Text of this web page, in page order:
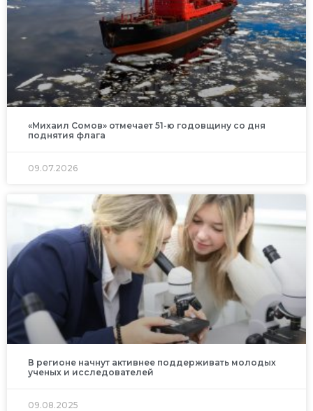
«Михаил Сомов» отмечает 51-ю годовщину со дня
поднятия флага
09.07.2026
В регионе начнут активнее поддерживать молодых
ученых и исследователей
09.08.2025